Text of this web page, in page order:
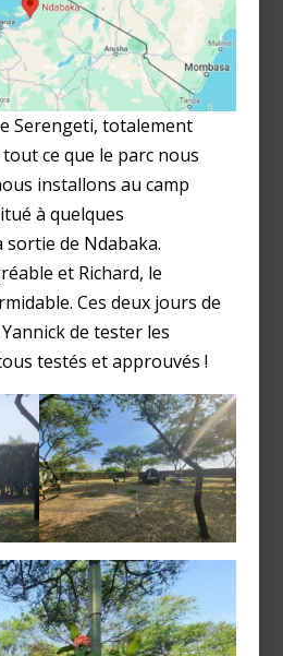
Serengeti, totalement
ce que le parc nous
installons au camp
à quelques
sortie de Ndabaka.
et Richard, le
Ces deux jours de
de tester les
testés et approuvés !